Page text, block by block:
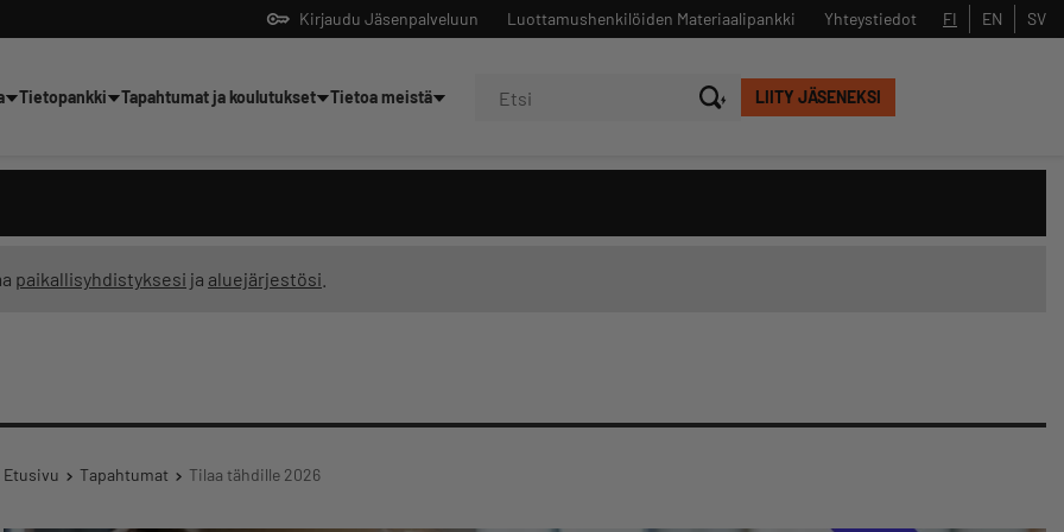
Kirjaudu Jäsenpalveluun Yhteystiedot
Luottamushenkilöiden Materiaalipankki FI EN SV
LIITY JÄSENEKSI
Tietopankki Tapahtumat ja koulutukset Tietoa meistä
paikallisyhdistyksesi ja aluejärjestösi
Etusivu Tapahtumat Tilaa tähdille 2026
Sulje
tekoälyltä